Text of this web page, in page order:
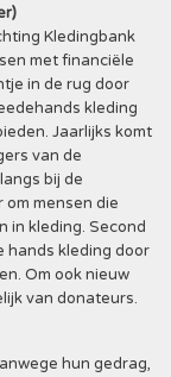
Kledingbank
met financiële
in de rug door
kleding
Jaarlijks komt
van de
bij de
mensen die
in kleding. Second
hands kleding door
Om ook nieuw
van donateurs.
hun gedrag,